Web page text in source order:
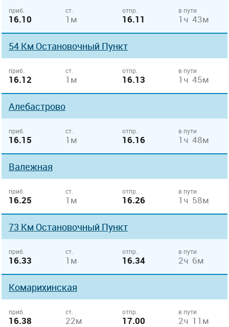
приб.
16.10
ст.
1м
отпр.
16.11
в пути
1ч 43м
54 Км Остановочный Пункт
приб.
16.12
ст.
1м
отпр.
16.13
в пути
1ч 45м
Алебастрово
приб.
16.15
ст.
1м
отпр.
16.16
в пути
1ч 48м
Валежная
приб.
16.25
ст.
1м
отпр.
16.26
в пути
1ч 58м
73 Км Остановочный Пункт
приб.
16.33
ст.
1м
отпр.
16.34
в пути
2ч 6м
Комарихинская
приб.
16.38
ст.
22м
отпр.
17.00
в пути
2ч 11м